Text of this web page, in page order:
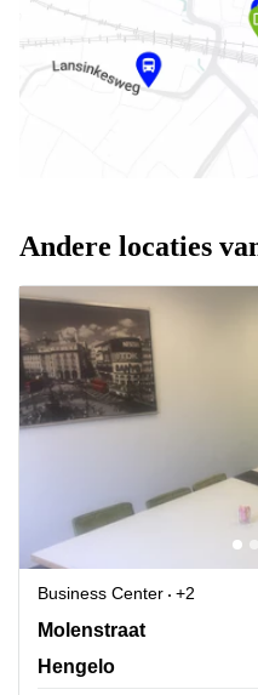
Andere locaties
Business Center
+2
Molenstraat 20, Hengelo
Molenstraat
Hengelo